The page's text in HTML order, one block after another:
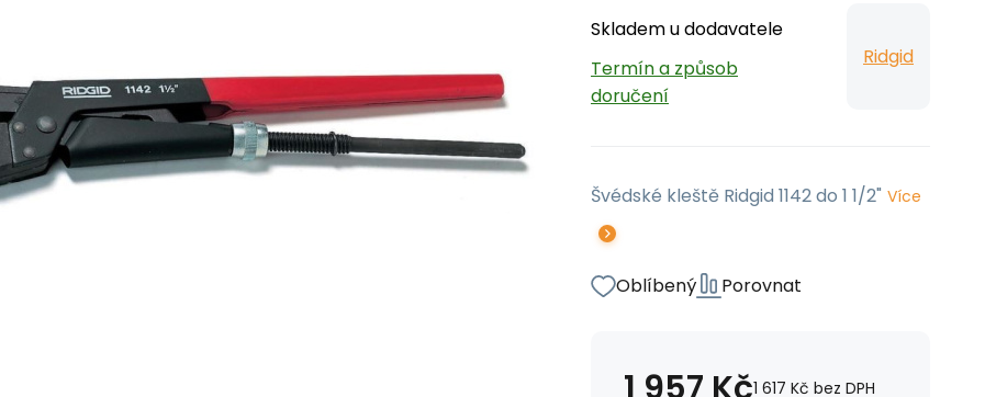
Skladem u dodavatele
Termín a způsob
doručení
Ridgid
Švédské kleště Ridgid 1142 do 1 1/2" Více
Oblíbený Porovnat
1 617 Kč bez DPH